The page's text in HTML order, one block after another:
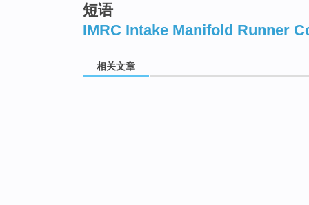
短语
IMRC Intake Manifold Runner
相关文章